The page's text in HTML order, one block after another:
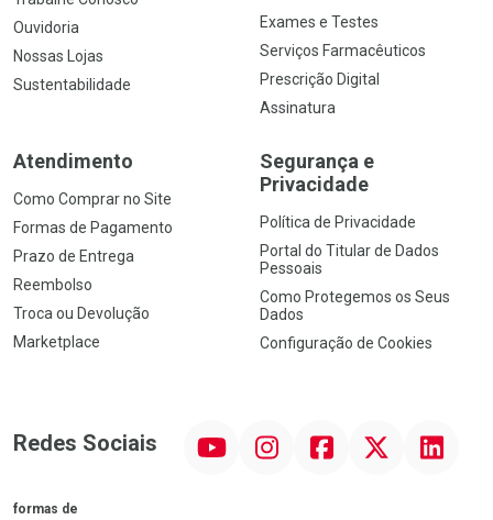
Ouvidoria
Nossas Lojas
Sustentabilidade
Exames e Testes
Serviços Farmacêuticos
Prescrição Digital
Assinatura
Atendimento
Como Comprar no Site
Formas de Pagamento
Prazo de Entrega
Reembolso
Troca ou Devolução
Marketplace
Segurança e
Privacidade
Política de Privacidade
Portal do Titular de Dados
Pessoais
Como Protegemos os Seus
Dados
Configuração de Cookies
Redes Sociais InstagramFacebook Linkedin
formas de